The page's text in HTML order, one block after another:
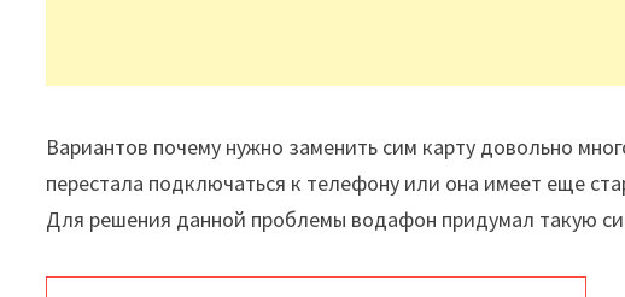
Вариантов почему нужно заменить сим карту довольно
перестала подключаться к телефону или она имеет еще
Для решения данной проблемы водафон придумал такую